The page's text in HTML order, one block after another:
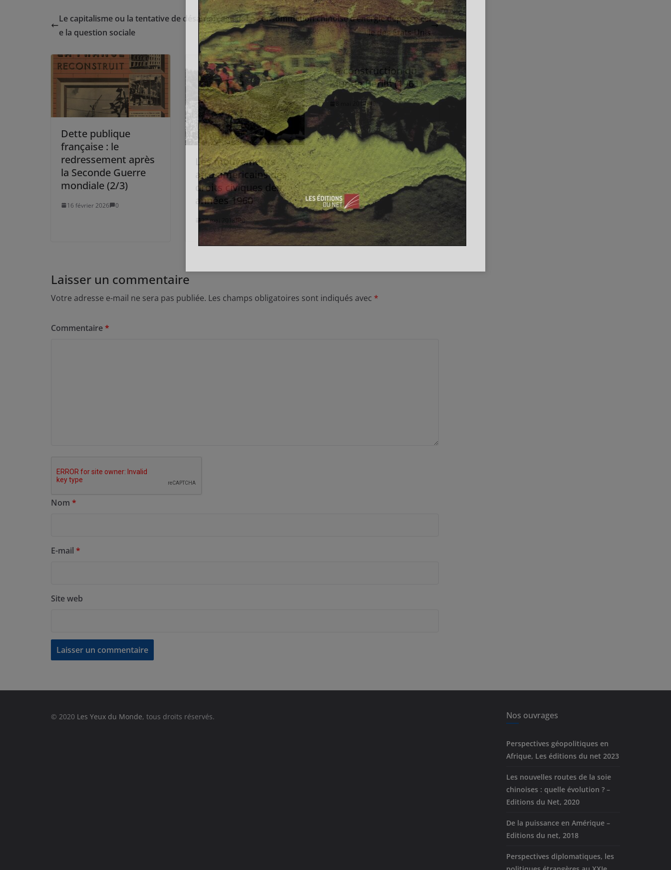
Le capitalisme ou la tentative de désamorçage d
e la question sociale
La consommation chinoise d’énergie dépasse cel
le des Etats-Unis
Dette publique
française : le
redressement après
la Seconde Guerre
mondiale (2/3)
16 février 2026 0
Les mouvements
afro-américains des
droits civiques des
années 1960
27 mai 2018 0
La construction du
Mur de Berlin (1961)
8 mai 2014 0
Laisser un commentaire
Votre adresse e-mail ne sera pas publiée. Les champs obligatoires sont indiqués avec *
Commentaire*
Nom *
E-mail *
Site web
© 2020 Les Yeux du Monde, tous droits réservés. Nos ouvrages
Perspectives géopolitiques en
Afrique, Les éditions du net 2023
Les nouvelles routes de la soie
chinoises : quelle évolution ? –
Editions du Net, 2020
De la puissance en Amérique –
Editions du net, 2018
Perspectives diplomatiques, les